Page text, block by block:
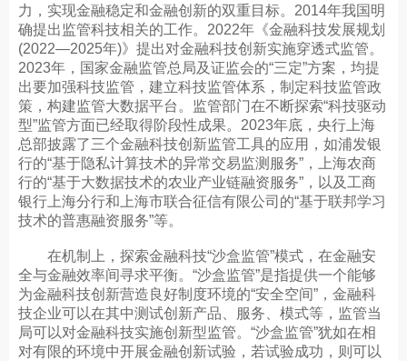
力，实现金融稳定和金融创新的双重目标。2014年我国明
确提出监管科技相关的工作。2022年《金融科技发展规划
(2022—2025年)》提出对金融科技创新实施穿透式监管。
2023年，国家金融监管总局及证监会的“三定”方案，均提
出要加强科技监管，建立科技监管体系，制定科技监管政
策，构建监管大数据平台。监管部门在不断探索“科技驱动
型”监管方面已经取得阶段性成果。2023年底，央行上海
总部披露了三个金融科技创新监管工具的应用，如浦发银
行的“基于隐私计算技术的异常交易监测服务”，上海农商
行的“基于大数据技术的农业产业链融资服务”，以及工商
银行上海分行和上海市联合征信有限公司的“基于联邦学习
技术的普惠融资服务”等。
在机制上，探索金融科技“沙盒监管”模式，在金融安
全与金融效率间寻求平衡。“沙盒监管”是指提供一个能够
为金融科技创新营造良好制度环境的“安全空间”，金融科
技企业可以在其中测试创新产品、服务、模式等，监管当
局可以对金融科技实施创新型监管。“沙盒监管”犹如在相
对有限的环境中开展金融创新试验，若试验成功，则可以